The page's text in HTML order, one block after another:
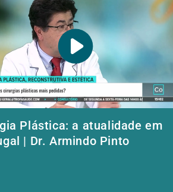
Plástica: a atualidade em
| Dr. Armindo Pinto